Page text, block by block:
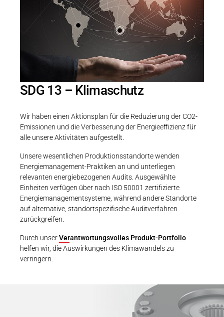
SDG 13 – Klimaschutz
Wir haben einen Aktionsplan für die Reduzierung der CO2-
Emissionen und die Verbesserung der Energieeffizienz für
alle unsere Aktivitäten aufgestellt.
Unsere wesentlichen Produktionsstandorte wenden
Energiemanagement‑Praktiken an und unterliegen
relevanten energiebezogenen Audits. Ausgewählte
Einheiten verfügen über nach ISO 50001 zertifizierte
Energiemanagementsysteme, während andere Standorte
auf alternative, standortspezifische Auditverfahren
zurückgreifen.
Durch unserVerantwortungsvolles Produkt-Portfolio
helfen wir, die Auswirkungen des Klimawandels zu
verringern.